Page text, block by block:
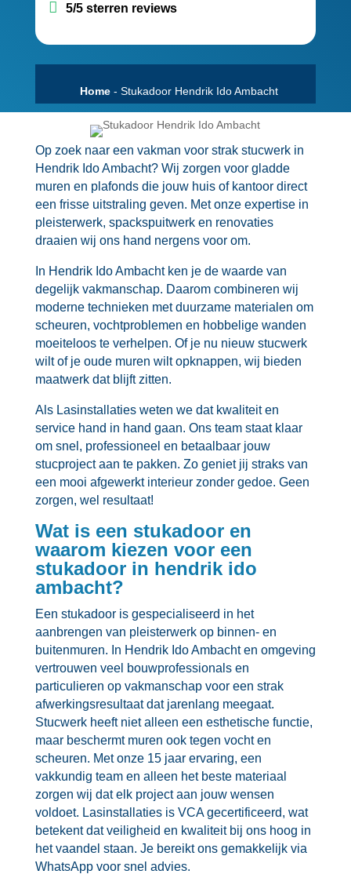
5/5 sterren reviews
Home -Stukadoor Hendrik Ido Ambacht
Op zoek naar een vakman voor strak stucwerk in
Hendrik Ido Ambacht? Wij zorgen voor gladde
muren en plafonds die jouw huis of kantoor direct
een frisse uitstraling geven.​ Met onze expertise in
pleisterwerk, spackspuitwerk en renovaties
draaien wij ons hand nergens voor om.​
In Hendrik Ido Ambacht ken je de waarde van
degelijk vakmanschap.​ Daarom combineren wij
moderne technieken met duurzame materialen om
scheuren, vochtproblemen en hobbelige wanden
moeiteloos te verhelpen.​ Of je nu nieuw stucwerk
wilt of je oude muren wilt opknappen, wij bieden
maatwerk dat blijft zitten.​
Als Lasinstallaties weten we dat kwaliteit en
service hand in hand gaan.​ Ons team staat klaar
om snel, professioneel en betaalbaar jouw
stucproject aan te pakken.​ Zo geniet jij straks van
een mooi afgewerkt interieur zonder gedoe.​ Geen
zorgen, wel resultaat!
Wat is een stukadoor en
waarom kiezen voor een
stukadoor in hendrik ido
ambacht?
Een stukadoor is gespecialiseerd in het
aanbrengen van pleisterwerk op binnen- en
buitenmuren.​ In Hendrik Ido Ambacht en omgeving
vertrouwen veel bouwprofessionals en
particulieren op vakmanschap voor een strak
afwerkingsresultaat dat jarenlang meegaat.​
Stucwerk heeft niet alleen een esthetische functie,
maar beschermt muren ook tegen vocht en
scheuren.​ Met onze 15 jaar ervaring, een
vakkundig team en alleen het beste materiaal
zorgen wij dat elk project aan jouw wensen
voldoet.​ Lasinstallaties is VCA gecertificeerd, wat
betekent dat veiligheid en kwaliteit bij ons hoog in
het vaandel staan.​ Je bereikt ons gemakkelijk via
WhatsApp voor snel advies.​